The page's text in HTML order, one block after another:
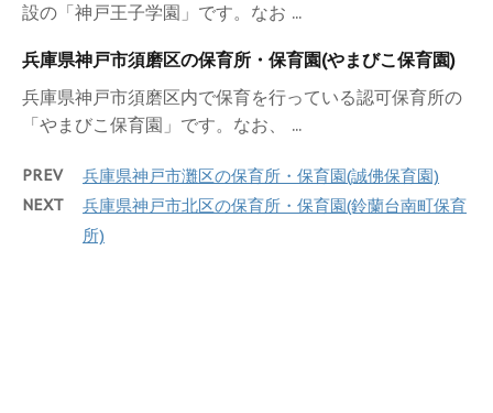
設の「神戸王子学園」です。なお ...
兵庫県神戸市須磨区の保育所・保育園(やまびこ保育園)
兵庫県神戸市須磨区内で保育を行っている認可保育所の
「やまびこ保育園」です。なお、 ...
PREV 兵庫県神戸市灘区の保育所・保育園(誠佛保育園)
NEXT
兵庫県神戸市北区の保育所・保育園(鈴蘭台南町保育
所)